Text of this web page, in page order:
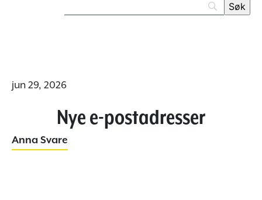
jun 29, 2026
Nye e-postadresser
Anna Svare